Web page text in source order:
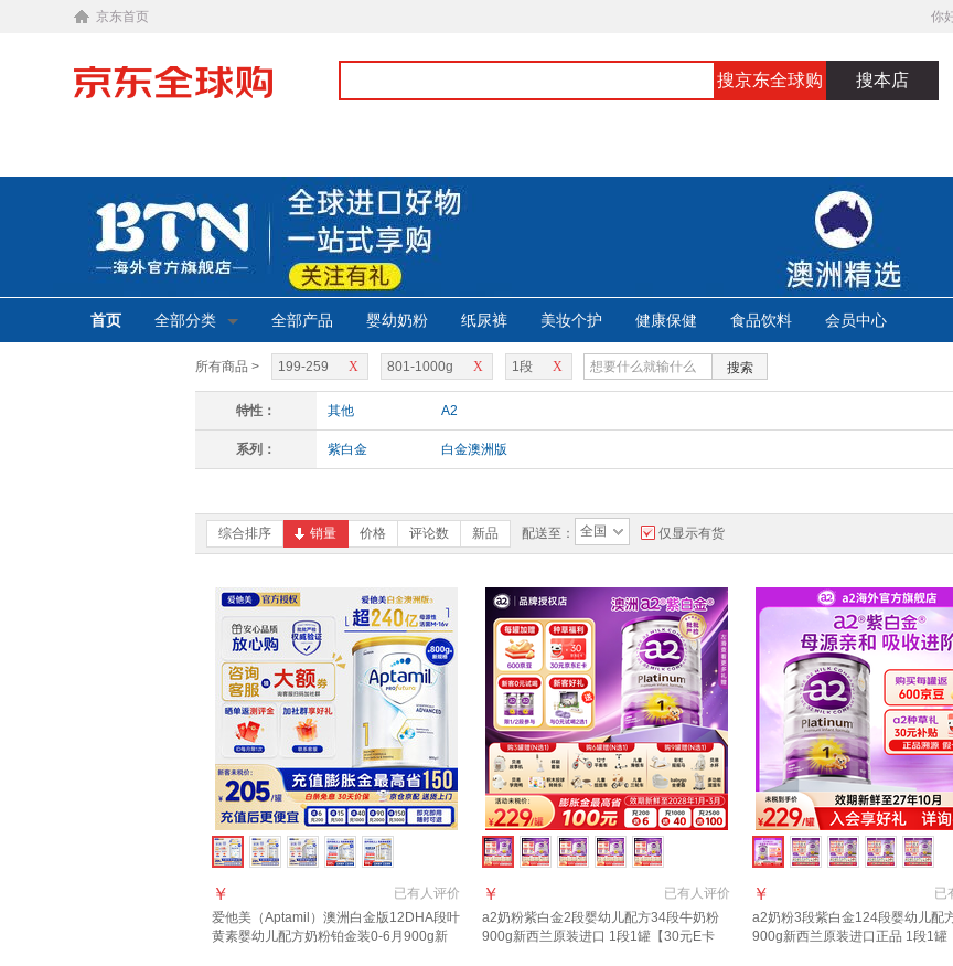
京东首页 你
搜京东全球购 搜本店
首页 全部分类 全部产品 婴幼奶粉 纸尿裤 美妆个护 健康保健 食品饮料 会员中心
所有商品 > X
199-259 X
801-1000g X
1段 搜索
特性： 其他 A2
系列： 紫白金 白金澳洲版
综合排序 销量 价格 评论数 新品 配送至： 全国 仅显示有货
已有人评价
￥
爱他美（Aptamil）澳洲白金版12DHA段叶
黄素婴幼儿配方奶粉铂金装0-6月900g新
已有人评价
￥
a2奶粉紫白金2段婴幼儿配方34段牛奶粉
900g新西兰原装进口 1段1罐【30元E卡
已
￥
a2奶粉3段紫白金124段婴幼儿配
900g新西兰原装进口正品 1段1罐